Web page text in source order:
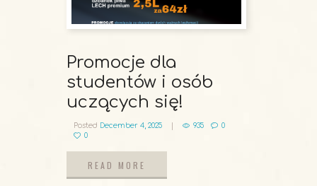
Promocje dla
studentów i osób
uczących się!
Posted December 4, 2025 935
0
0
READ MORE